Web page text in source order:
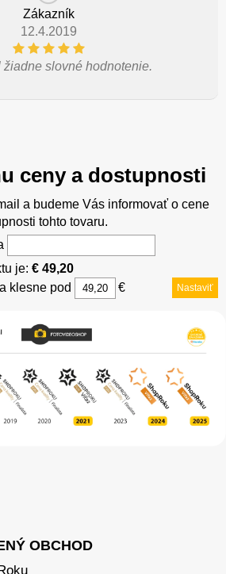
Zákazník
12.4.2019
slovné hodnotenie.
ceny a dostupnosti
a budeme Vás informovať o cene
tohto tovaru.
je: € 49,20
klesne pod
€ Nastaviť
OBCHOD